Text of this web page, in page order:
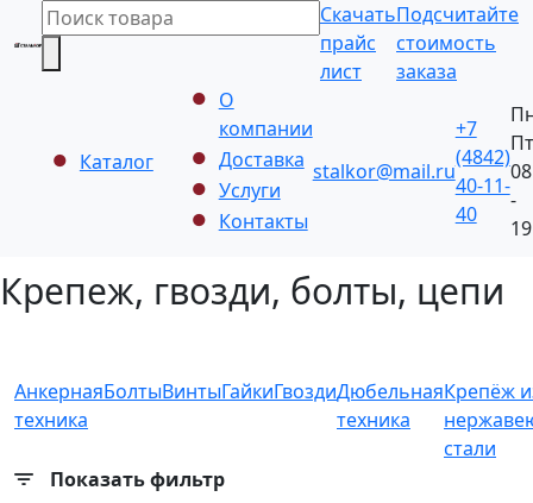
Скачать
прайс
лист
Подсчитайте
стоимость
заказа
Каталог
О
компании
Доставка
Услуги
Контакты
stalkor@mail.ru
+7
(4842)
40-11-
40
Пт
-
Крепеж, гвозди, болты, цепи
Анкерная
техника
БолтыВинтыГайкиГвоздиДюбельная
техника
Крепёж
стали
Показать фильтр